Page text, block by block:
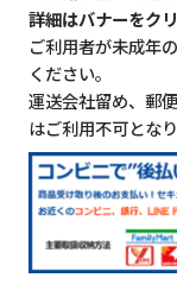
詳細はバナーをク
ご利用者が未成年
ください。
運送会社留め、郵
はご利用不可となり